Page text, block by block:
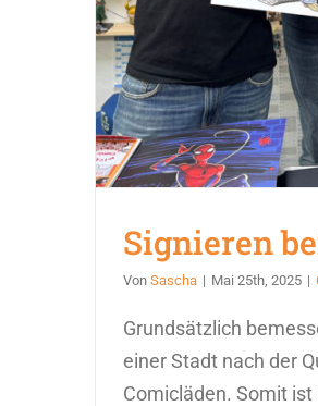
Signieren
Von Sascha | Mai 25th, 2025 |
Grundsätzlich
einer Stadt nach der
Comicläden. Somit ist